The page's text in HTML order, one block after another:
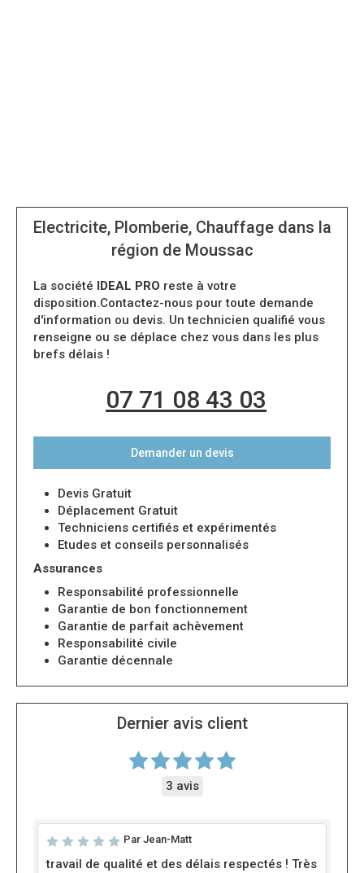
Electricite, Plomberie, Chauffage dans la
région de Moussac
La société IDEAL PRO reste à votre
disposition.Contactez-nous pour toute demande
d'information ou devis. Un technicien qualifié vous
renseigne ou se déplace chez vous dans les plus
brefs délais !
07 71 08 43 03
Demander un devis
Devis Gratuit
Déplacement Gratuit
Techniciens certifiés et expérimentés
Etudes et conseils personnalisés
Assurances
Responsabilité professionnelle
Garantie de bon fonctionnement
Garantie de parfait achèvement
Responsabilité civile
Garantie décennale
Dernier avis client
3 avis
Par Jean-Matt
travail de qualité et des délais respectés ! Très